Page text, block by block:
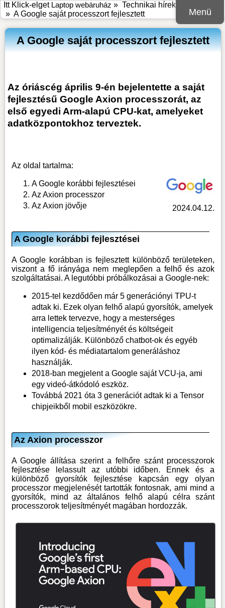
Menü
Itt Klick-elget Laptop webáruház » Technikai hírek, információk
» A Google saját processzort fejlesztett
A Google saját processzort fejlesztett
Az óriáscég április 9-én bejelentette a saját
fejlesztésű Google Axion processzorát, az
első egyedi Arm-alapú CPU-kat, amelyeket
adatközpontokhoz terveztek.
Az oldal tartalma:
2024.04.12.
A Google korábbi fejlesztései
Az Axion processzor
Az Axion jövője
A Google korábbi fejlesztései
A Google korábban is fejlesztett különböző területeken,
viszont a fő irányága nem meglepően a felhő és azok
szolgáltatásai. A legutóbbi próbálkozásai a Google-nek:
2015-tel kezdődően már 5 generációnyi TPU-t
adtak ki. Ezek olyan felhő alapú gyorsítók, amelyek
arra lettek tervezve, hogy a mesterséges
intelligencia teljesítményét és költségeit
optimalizálják. Különböző chatbot-ok és egyéb
ilyen kód- és médiatartalom generáláshoz
használják.
2018-ban megjelent a Google saját VCU-ja, ami
egy videó-átkódoló eszköz.
Továbbá 2021 óta 3 generációt adtak ki a Tensor
chipjeikből mobil eszközökre.
Az Axion processzor
A Google állítása szerint a felhőre szánt processzorok
fejlesztése lelassult az utóbbi időben. Ennek és a
különböző gyorsítók fejlesztése kapcsán egy olyan
processzor megjelenését tartották fontosnak, ami mind a
gyorsítók, mind az általános felhő alapú célra szánt
processzorok teljesítményét magában hordozzák.